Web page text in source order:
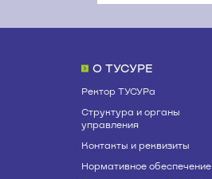
О ТУСУРЕ
Ректор ТУСУРа
Структура и органы
управления
Контакты и реквизиты
Нормативное обеспечение